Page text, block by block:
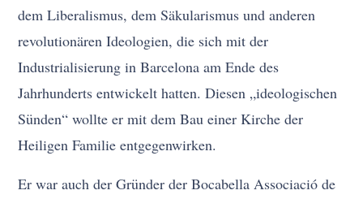
dem Liberalismus, dem Säkularismus und anderen
revolutionären Ideologien, die sich mit der
Industrialisierung in Barcelona am Ende des
Jahrhunderts entwickelt hatten. Diesen „ideologischen
Sünden“ wollte er mit dem Bau einer Kirche der
Heiligen Familie entgegenwirken.
Er war auch der Gründer der Bocabella Associació de